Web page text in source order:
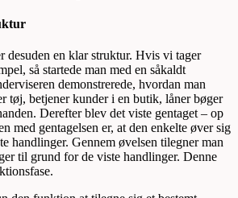
en klar struktur. Hvis vi tager
så startede man med en såkaldt
demonstrerede, hvordan man
tøj, betjener kunder i en butik, låner bøger
Derefter blev det viste gentaget – op
med gentagelsen er, at den enkelte øver sig
handlinger. Gennem øvelsen tilegner man
til grund for de viste handlinger. Denne